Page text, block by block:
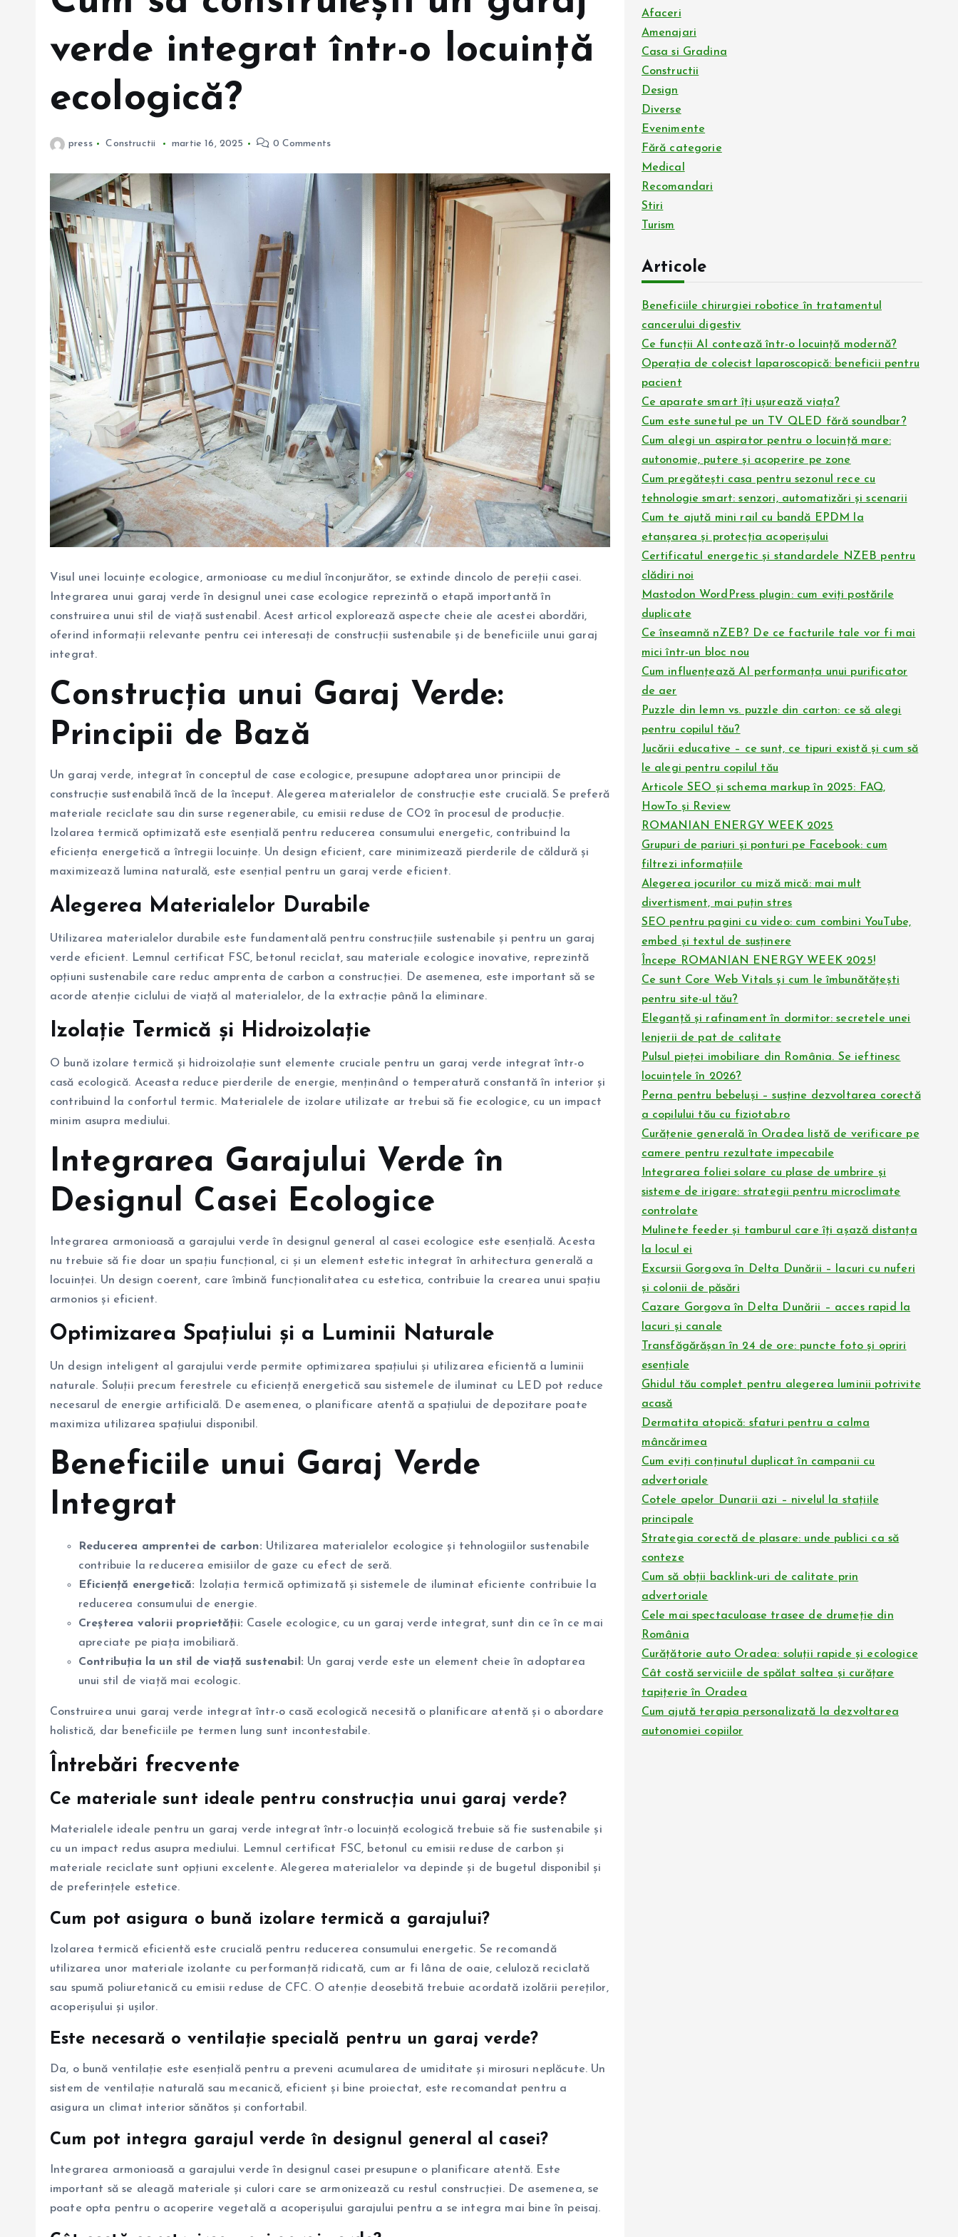
verde integrat într-o locuință
ecologică?
press Constructii martie 16, 2025 0 Comments
Visul unei locuințe ecologice, armonioase cu mediul înconjurător, se extinde dincolo de pereții casei.
Integrarea unui garaj verde în designul unei case ecologice reprezintă o etapă importantă în
construirea unui stil de viață sustenabil. Acest articol explorează aspecte cheie ale acestei abordări,
oferind informații relevante pentru cei interesați de construcții sustenabile și de beneficiile unui garaj
integrat.
Construcția unui Garaj Verde:
Principii de Bază
Un garaj verde, integrat în conceptul de case ecologice, presupune adoptarea unor principii de
construcție sustenabilă încă de la început. Alegerea materialelor de construcție este crucială. Se preferă
materiale reciclate sau din surse regenerabile, cu emisii reduse de CO2 în procesul de producție.
Izolarea termică optimizată este esențială pentru reducerea consumului energetic, contribuind la
eficiența energetică a întregii locuințe. Un design eficient, care minimizează pierderile de căldură și
maximizează lumina naturală, este esențial pentru un garaj verde eficient.
Alegerea Materialelor Durabile
Utilizarea materialelor durabile este fundamentală pentru construcțiile sustenabile și pentru un garaj
verde eficient. Lemnul certificat FSC, betonul reciclat, sau materiale ecologice inovative, reprezintă
opțiuni sustenabile care reduc amprenta de carbon a construcției. De asemenea, este important să se
acorde atenție ciclului de viață al materialelor, de la extracție până la eliminare.
Izolație Termică și Hidroizolație
O bună izolare termică și hidroizolație sunt elemente cruciale pentru un garaj verde integrat într-o
casă ecologică. Aceasta reduce pierderile de energie, menținând o temperatură constantă în interior și
contribuind la confortul termic. Materialele de izolare utilizate ar trebui să fie ecologice, cu un impact
minim asupra mediului.
Integrarea Garajului Verde în
Designul Casei Ecologice
Integrarea armonioasă a garajului verde în designul general al casei ecologice este esențială. Acesta
nu trebuie să fie doar un spațiu funcțional, ci și un element estetic integrat în arhitectura generală a
locuinței. Un design coerent, care îmbină funcționalitatea cu estetica, contribuie la crearea unui spațiu
armonios și eficient.
Optimizarea Spațiului și a Luminii Naturale
Un design inteligent al garajului verde permite optimizarea spațiului și utilizarea eficientă a luminii
naturale. Soluții precum ferestrele cu eficiență energetică sau sistemele de iluminat cu LED pot reduce
necesarul de energie artificială. De asemenea, o planificare atentă a spațiului de depozitare poate
maximiza utilizarea spațiului disponibil.
Beneficiile unui Garaj Verde
Integrat
Reducerea amprentei de carbon: Utilizarea materialelor ecologice și tehnologiilor sustenabile
contribuie la reducerea emisiilor de gaze cu efect de seră.
Eficiență energetică: Izolația termică optimizată și sistemele de iluminat eficiente contribuie la
reducerea consumului de energie.
Creșterea valorii proprietății: Casele ecologice, cu un garaj verde integrat, sunt din ce în ce mai
apreciate pe piața imobiliară.
Contribuția la un stil de viață sustenabil: Un garaj verde este un element cheie în adoptarea
unui stil de viață mai ecologic.
Construirea unui garaj verde integrat într-o casă ecologică necesită o planificare atentă și o abordare
holistică, dar beneficiile pe termen lung sunt incontestabile.
Întrebări frecvente
Ce materiale sunt ideale pentru construcția unui garaj verde?
Materialele ideale pentru un garaj verde integrat într-o locuință ecologică trebuie să fie sustenabile și
cu un impact redus asupra mediului. Lemnul certificat FSC, betonul cu emisii reduse de carbon și
materiale reciclate sunt opțiuni excelente. Alegerea materialelor va depinde și de bugetul disponibil și
de preferințele estetice.
Cum pot asigura o bună izolare termică a garajului?
Izolarea termică eficientă este crucială pentru reducerea consumului energetic. Se recomandă
utilizarea unor materiale izolante cu performanță ridicată, cum ar fi lâna de oaie, celuloză reciclată
sau spumă poliuretanică cu emisii reduse de CFC. O atenție deosebită trebuie acordată izolării pereților,
acoperișului și ușilor.
Este necesară o ventilație specială pentru un garaj verde?
Da, o bună ventilație este esențială pentru a preveni acumularea de umiditate și mirosuri neplăcute. Un
sistem de ventilație naturală sau mecanică, eficient și bine proiectat, este recomandat pentru a
asigura un climat interior sănătos și confortabil.
Cum pot integra garajul verde în designul general al casei?
Integrarea armonioasă a garajului verde în designul casei presupune o planificare atentă. Este
important să se aleagă materiale și culori care se armonizează cu restul construcției. De asemenea, se
poate opta pentru o acoperire vegetală a acoperișului garajului pentru a se integra mai bine în peisaj.
Afaceri
Amenajari
Casa si Gradina
Constructii
Design
Diverse
Evenimente
Fără categorie
Medical
Recomandari
Stiri
Turism
Articole
Beneficiile chirurgiei robotice în tratamentul
cancerului digestiv
Ce funcții AI contează într-o locuință modernă?
Operația de colecist laparoscopică: beneficii pentru
pacient
Ce aparate smart îți ușurează viața?
Cum este sunetul pe un TV QLED fără soundbar?
Cum alegi un aspirator pentru o locuință mare:
autonomie, putere și acoperire pe zone
Cum pregătești casa pentru sezonul rece cu
tehnologie smart: senzori, automatizări și scenarii
Cum te ajută mini rail cu bandă EPDM la
etanșarea și protecția acoperișului
Certificatul energetic și standardele NZEB pentru
clădiri noi
Mastodon WordPress plugin: cum eviți postările
duplicate
Ce înseamnă nZEB? De ce facturile tale vor fi mai
mici într-un bloc nou
Cum influențează AI performanța unui purificator
de aer
Puzzle din lemn vs. puzzle din carton: ce să alegi
pentru copilul tău?
Jucării educative – ce sunt, ce tipuri există și cum să
le alegi pentru copilul tău
Articole SEO și schema markup în 2025: FAQ,
HowTo și Review
ROMANIAN ENERGY WEEK 2025
Grupuri de pariuri și ponturi pe Facebook: cum
filtrezi informațiile
Alegerea jocurilor cu miză mică: mai mult
divertisment, mai puțin stres
SEO pentru pagini cu video: cum combini YouTube,
embed și textul de susținere
Începe ROMANIAN ENERGY WEEK 2025!
Ce sunt Core Web Vitals și cum le îmbunătățești
pentru site-ul tău?
Eleganță și rafinament în dormitor: secretele unei
lenjerii de pat de calitate
Pulsul pieței imobiliare din România. Se ieftinesc
locuințele în 2026?
Perna pentru bebeluși – susține dezvoltarea corectă
a copilului tău cu fiziotab.ro
Curățenie generală în Oradea listă de verificare pe
camere pentru rezultate impecabile
Integrarea foliei solare cu plase de umbrire și
sisteme de irigare: strategii pentru microclimate
controlate
Mulinete feeder și tamburul care îți așază distanța
la locul ei
Excursii Gorgova în Delta Dunării – lacuri cu nuferi
și colonii de păsări
Cazare Gorgova în Delta Dunării – acces rapid la
lacuri și canale
Transfăgărășan în 24 de ore: puncte foto și opriri
esențiale
Ghidul tău complet pentru alegerea luminii potrivite
acasă
Dermatita atopică: sfaturi pentru a calma
mâncărimea
Cum eviți conținutul duplicat în campanii cu
advertoriale
Cotele apelor Dunarii azi – nivelul la stațiile
principale
Strategia corectă de plasare: unde publici ca să
conteze
Cum să obții backlink-uri de calitate prin
advertoriale
Cele mai spectaculoase trasee de drumeție din
România
Curățătorie auto Oradea: soluții rapide și ecologice
Cât costă serviciile de spălat saltea și curățare
tapițerie în Oradea
Cum ajută terapia personalizată la dezvoltarea
autonomiei copiilor